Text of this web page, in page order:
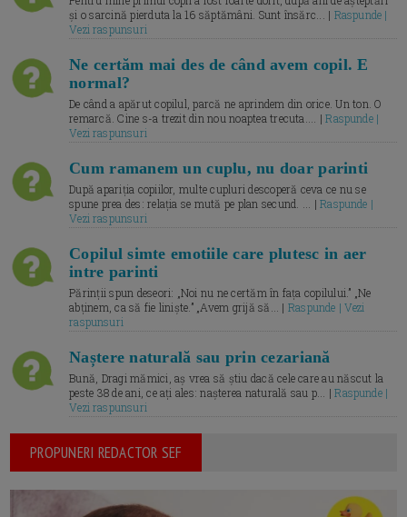
și o sarcină pierduta la 16 săptămâni. Sunt însărc... | Raspunde |
Vezi raspunsuri
Ne certăm mai des de când avem copil. E
normal?
De când a apărut copilul, parcă ne aprindem din orice. Un ton. O
remarcă. Cine s-a trezit din nou noaptea trecuta.... |Raspunde |
Vezi raspunsuri
Cum ramanem un cuplu, nu doar parinti
După apariția copiilor, multe cupluri descoperă ceva ce nu se
spune prea des: relația se mută pe plan secund. ... |Raspunde |
Vezi raspunsuri
Copilul simte emotiile care plutesc in aer
intre parinti
Părinții spun deseori: „Noi nu ne certăm în fața copilului.” „Ne
abținem, ca să fie liniște.” „Avem grijă să... | Raspunde | Vezi
raspunsuri
Naștere naturală sau prin cezariană
Bună, Dragi mămici, aș vrea să știu dacă cele care au născut la
peste 38 de ani, ce ați ales: nașterea naturală sau p... |Raspunde |
Vezi raspunsuri
PROPUNERI REDACTOR SEF